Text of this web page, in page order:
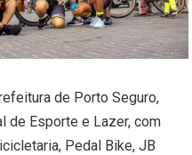
de Porto Seguro,
de Esporte e Lazer, com
Pedal Bike, JB